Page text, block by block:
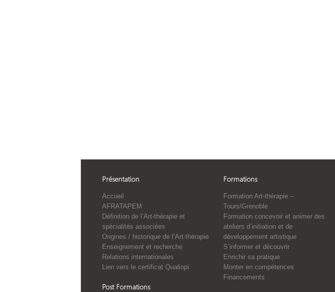
Présentation
Accueil
AFRATAPEM
Définition de l’Art-thérapie et
spécialités associées
Origines / historique de l’Art-thérapie
Enseignement et recherche
Relations internationales
Lien vers le certificat Qualiopi
Post Formations
Formations
Formation Art-thérapie –
Tours/Grenoble
Formation concevoir et animer des
ateliers d’initiation et de
développement artistique
S’informer et découvrir
Enrichir sa pratique
Monter en compétences
Financements